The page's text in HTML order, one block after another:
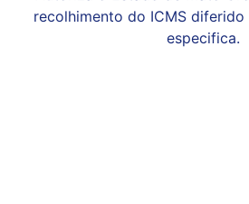
recolhimento do ICMS diferido
especifica.